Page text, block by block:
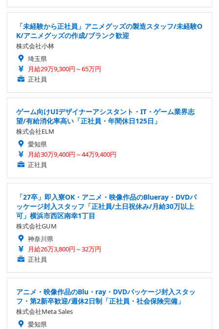
「未経験から正社員」アニメグッズの製造スタッフ/未経験O
K/アニメグッズの作成/ブランク歓迎
株式会社小林
埼玉県
月給29万9,300円～65万円
正社員
ゲーム向けUIデザイナーアシスタント・IT・ゲーム業界志
望/有給消化率高い「正社員・年間休日125日」
株式会社ELM
愛知県
月給30万9,400円～44万9,400円
正社員
「27卒」即入寮OK・アニメ・映像作品のBlueray・DVDパ
ッケージ封入スタッフ「正社員/土日祝休み/月給30万以上
可」横浜市西区南幸1丁目
株式会社GUM
神奈川県
月給26万3,800円～32万円
正社員
アニメ・映像作品のBlu・ray・DVDパッケージ封入スタッ
フ・第2新卒歓迎/週休2日制「正社員・社会保険完備」
株式会社Meta Sales
愛知県